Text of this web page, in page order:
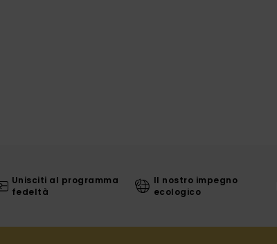
Unisciti al programma
fedeltà
Il nostro impegno
ecologico